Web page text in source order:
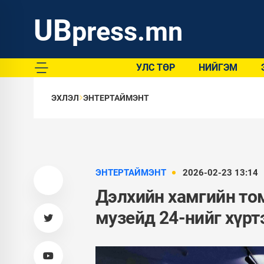
UBpress.mn
УЛС ТӨР НИЙГЭМ
ЭХЛЭЛ ЭНТЕРТАЙМЭНТ
ЭНТЕРТАЙМЭНТ 2026-02-23 13:14
Дэлхийн хамгийн
музейд 24-нийг